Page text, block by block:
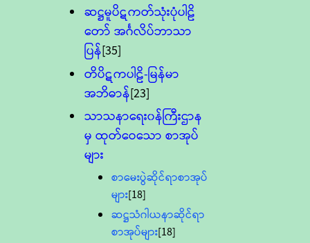
ဆဋ္ဌမူပိဋကတ်သုံးပုံပါဠိ
တော် အင်္ဂလိပ်ဘာသာ
ပြန်[35]
တိပိဋကပါဠိ-မြန်မာ
အဘိဓာန်[23]
သာသနာရေး၀န်ကြီးဌာန
မှ ထုတ်ဝေသော စာအုပ်
များ
စာမေးပွဲဆိုင်ရာစာအုပ်
များ[18]
ဆဋ္ဌသံဂါယနာဆိုင်ရာ
စာအုပ်များ[18]